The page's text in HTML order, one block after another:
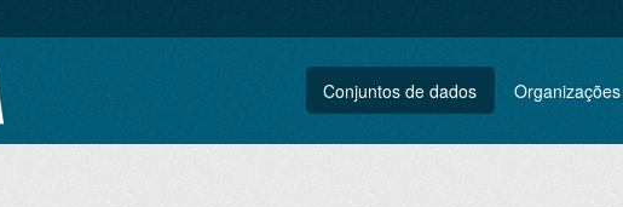
Conjuntos de dados Organizações